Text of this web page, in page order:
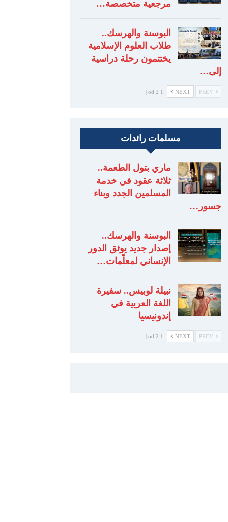
مرجعية متخصصة…
البوسنة والهرسك..
طلاب العلوم الإسلامية
يختتمون رحلة دراسية
إلى…
NEXT
1 od 2 |
مسلمات رائدات
ماري بتول الطعمة..
ثلاثة عقود في خدمة
المسلمين الجدد وبناء
جسور…
البوسنة والهرسك..
إصدار جديد يوثق الدور
الإنساني لمعلّمات…
نبيلة لوبيس.. سفيرة
اللغة العربية في
إندونيسيا
NEXT
1 od 2 |